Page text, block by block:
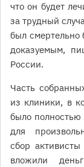
что он будет
за трудный
был смертельно
доказуемым,
России.
Часть
из клиники, в
было полностью
для
сбор
вложили